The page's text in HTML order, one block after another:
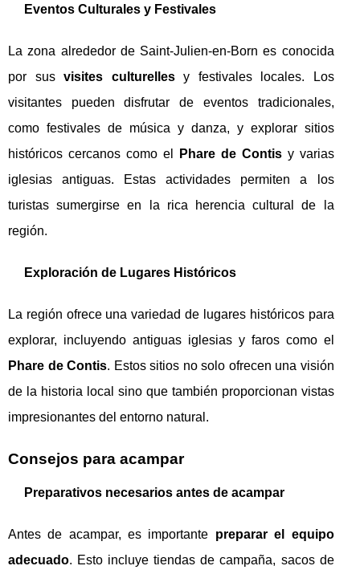
Eventos Culturales y Festivales
La zona alrededor de Saint-Julien-en-Born es conocida
por susvisites culturellesy festivales locales. Los
visitantes pueden disfrutar de eventos tradicionales,
como festivales de música y danza, y explorar sitios
históricos cercanos como el
Phare de Contisy varias
iglesias antiguas. Estas actividades permiten a los
turistas sumergirse en la rica herencia cultural de la
región.
Exploración de Lugares Históricos
La región ofrece una variedad de lugares históricos para
explorar, incluyendo antiguas iglesias y faros como el
Phare de Contis. Estos sitios no solo ofrecen una visión
de la historia local sino que también proporcionan vistas
impresionantes del entorno natural.
Consejos para acampar
Preparativos necesarios antes de acampar
Antes de acampar, es importante preparar el equipo
adecuado. Esto incluye tiendas de campaña, sacos de